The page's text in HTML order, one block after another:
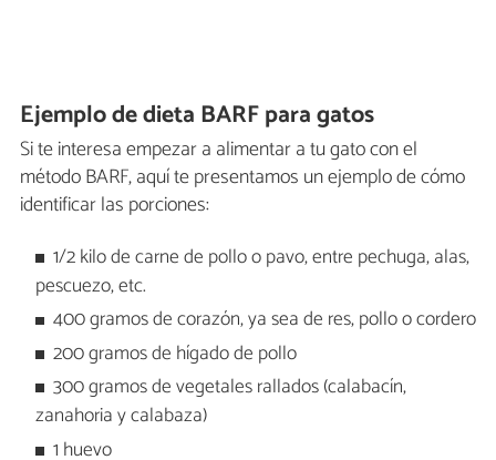
Ejemplo de dieta BARF para gatos
Si te interesa empezar a alimentar a tu gato con el
método BARF, aquí te presentamos un ejemplo de cómo
identificar las porciones:
1/2 kilo de carne de pollo o pavo, entre pechuga, alas,
pescuezo, etc.
400 gramos de corazón, ya sea de res, pollo o cordero
200 gramos de hígado de pollo
300 gramos de vegetales rallados (calabacín,
zanahoria y calabaza)
1 huevo